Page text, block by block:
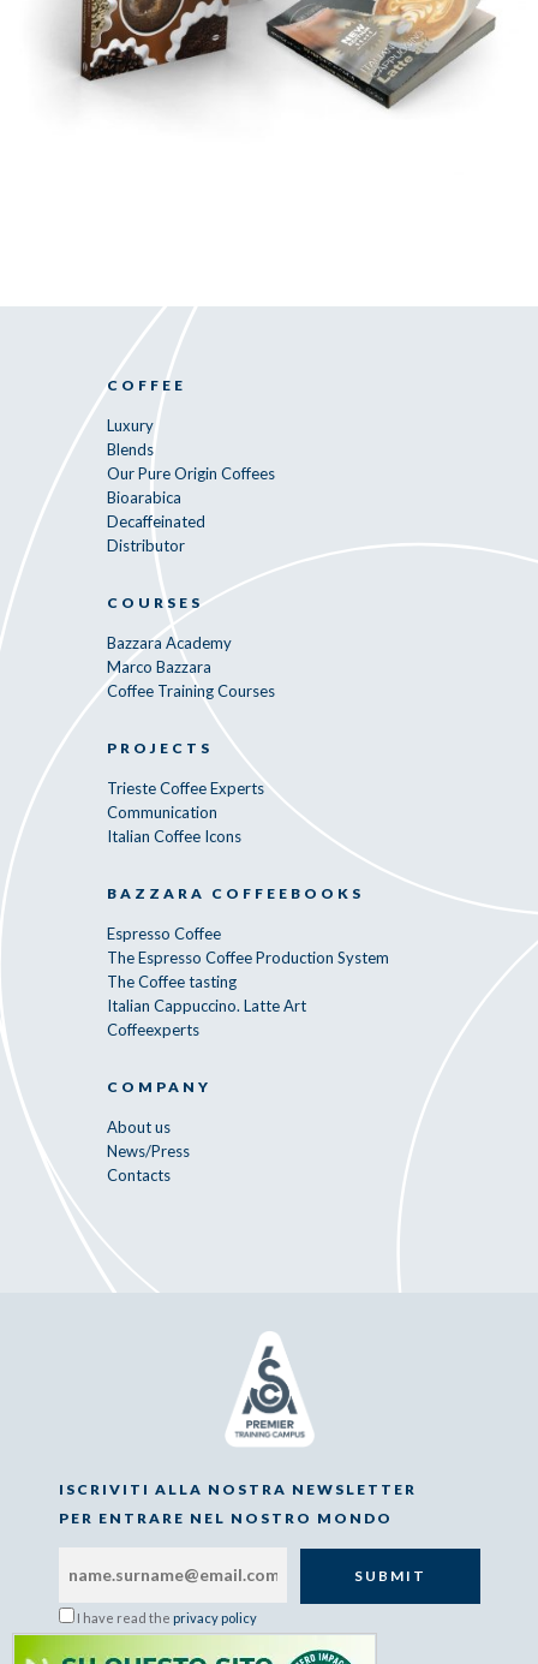
COFFEE
Luxury
Blends
Our Pure Origin Coffees
Bioarabica
Decaffeinated
Distributor
COURSES
Bazzara Academy
Marco Bazzara
Coffee Training Courses
PROJECTS
Trieste Coffee Experts
Communication
Italian Coffee Icons
BAZZARA COFFEEBOOKS
Espresso Coffee
The Espresso Coffee Production System
The Coffee tasting
Italian Cappuccino. Latte Art
Coffeexperts
COMPANY
About us
News/Press
Contacts
ISCRIVITI ALLA NOSTRA NEWSLETTER
PER ENTRARE NEL NOSTRO MONDO
I have read the privacy policy